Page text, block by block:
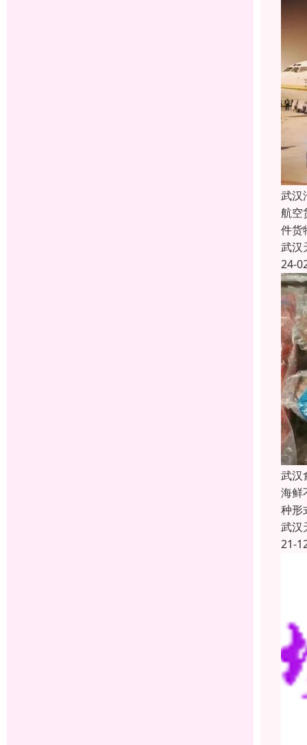
武汉
航空
件货
武汉
24-
武汉
海鲜
种形
武汉
21-